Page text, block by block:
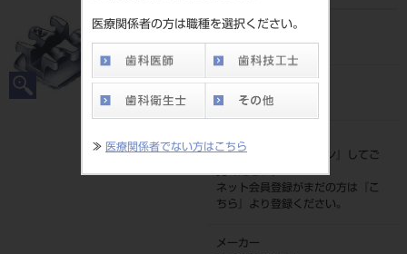
医療関係者の方は職種を選択ください。
≫ 医療関係者でない方はこちら
品目コード
2068504227620
JAN/EANコード
4560181872514
標準価格
価格の確認は『
ログイン
』してご
覧ください。
ネット会員登録がまだの方は『
こ
ちら
』より登録ください。
メーカー